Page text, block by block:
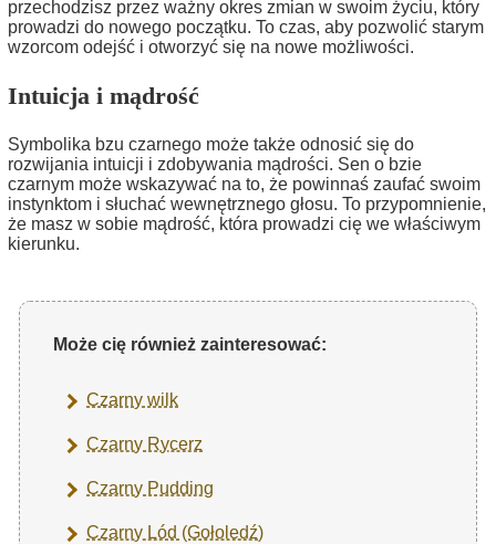
przechodzisz przez ważny okres zmian w swoim życiu, który
prowadzi do nowego początku. To czas, aby pozwolić starym
wzorcom odejść i otworzyć się na nowe możliwości.
Intuicja i mądrość
Symbolika bzu czarnego może także odnosić się do
rozwijania intuicji i zdobywania mądrości. Sen o bzie
czarnym może wskazywać na to, że powinnaś zaufać swoim
instynktom i słuchać wewnętrznego głosu. To przypomnienie,
że masz w sobie mądrość, która prowadzi cię we właściwym
kierunku.
Może cię również zainteresować:
Czarny wilk
Czarny Rycerz
Czarny Pudding
Czarny Lód (Gołoledź)